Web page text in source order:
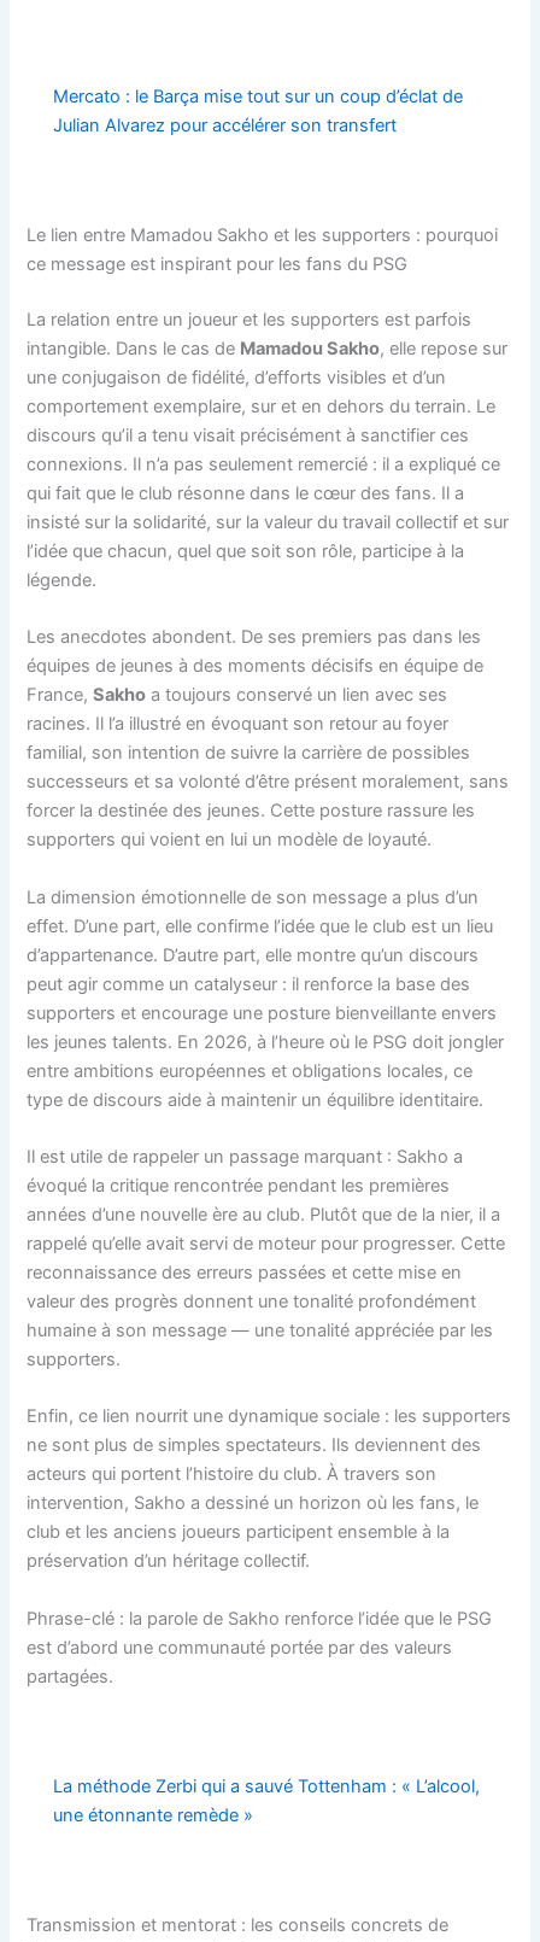
Mercato : le Barça mise tout sur un coup d’éclat de
Julian Alvarez pour accélérer son transfert
Le lien entre Mamadou Sakho et les supporters : pourquoi
ce message est inspirant pour les fans du PSG
La relation entre un joueur et les supporters est parfois
intangible. Dans le cas de Mamadou Sakho, elle repose sur
une conjugaison de fidélité, d’efforts visibles et d’un
comportement exemplaire, sur et en dehors du terrain. Le
discours qu’il a tenu visait précisément à sanctifier ces
connexions. Il n’a pas seulement remercié : il a expliqué ce
qui fait que le club résonne dans le cœur des fans. Il a
insisté sur la solidarité, sur la valeur du travail collectif et sur
l’idée que chacun, quel que soit son rôle, participe à la
légende.
Les anecdotes abondent. De ses premiers pas dans les
équipes de jeunes à des moments décisifs en équipe de
France,Sakho a toujours conservé un lien avec ses
racines. Il l’a illustré en évoquant son retour au foyer
familial, son intention de suivre la carrière de possibles
successeurs et sa volonté d’être présent moralement, sans
forcer la destinée des jeunes. Cette posture rassure les
supporters qui voient en lui un modèle de loyauté.
La dimension émotionnelle de son message a plus d’un
effet. D’une part, elle confirme l’idée que le club est un lieu
d’appartenance. D’autre part, elle montre qu’un discours
peut agir comme un catalyseur : il renforce la base des
supporters et encourage une posture bienveillante envers
les jeunes talents. En 2026, à l’heure où le PSG doit jongler
entre ambitions européennes et obligations locales, ce
type de discours aide à maintenir un équilibre identitaire.
Il est utile de rappeler un passage marquant : Sakho a
évoqué la critique rencontrée pendant les premières
années d’une nouvelle ère au club. Plutôt que de la nier, il a
rappelé qu’elle avait servi de moteur pour progresser. Cette
reconnaissance des erreurs passées et cette mise en
valeur des progrès donnent une tonalité profondément
humaine à son message — une tonalité appréciée par les
supporters.
Enfin, ce lien nourrit une dynamique sociale : les supporters
ne sont plus de simples spectateurs. Ils deviennent des
acteurs qui portent l’histoire du club. À travers son
intervention, Sakho a dessiné un horizon où les fans, le
club et les anciens joueurs participent ensemble à la
préservation d’un héritage collectif.
Phrase-clé : la parole de Sakho renforce l’idée que le PSG
est d’abord une communauté portée par des valeurs
partagées.
La méthode Zerbi qui a sauvé Tottenham : « L’alcool,
une étonnante remède »
Transmission et mentorat : les conseils concrets de